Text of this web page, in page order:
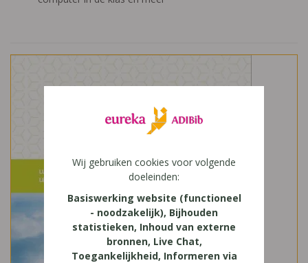
Wij gebruiken cookies voor volgende
doeleinden:
Basiswerking website (functioneel
- noodzakelijk), Bijhouden
statistieken, Inhoud van externe
bronnen, Live Chat,
Toegankelijkheid, Informeren via